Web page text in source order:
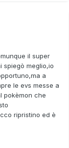
il super
spiegò meglio,io
a
le evs messe a
pokèmon che
ripristino ed è